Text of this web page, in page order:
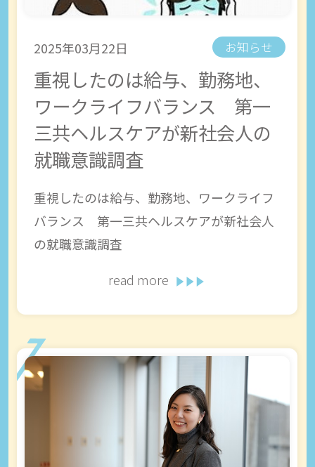
2025年03月22日 お知らせ
重視したのは給与、勤務地、
ワークライフバランス 第一
三共ヘルスケアが新社会人の
就職意識調査
重視したのは給与、勤務地、ワークライフ
バランス 第一三共ヘルスケアが新社会人
の就職意識調査
read more